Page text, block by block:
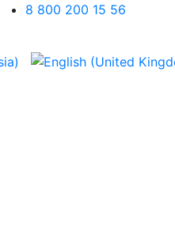
8 800 200 15 56